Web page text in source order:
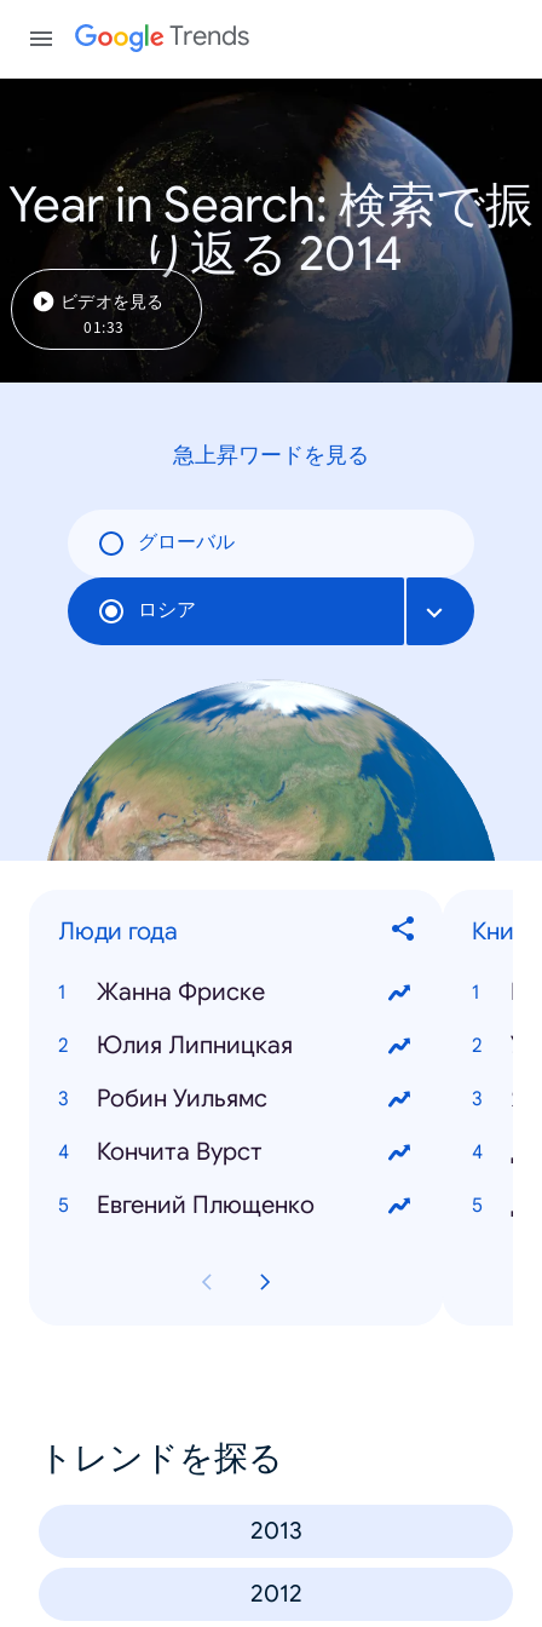
Trends
Year in Search: 検索で振
り返る 2014
ビデオを見る
01:33
急上昇ワードを見る
グローバル
ロシア
Люди года
Жанна Фриске
Юлия Липницкая
Робин Уильямс
Кончита Вурст
Евгений Плющенко
トレンドを探る
2013
2012